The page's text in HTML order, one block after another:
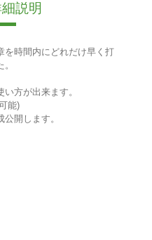
説明
を時間内にどれだけ早く打
方が出来ます。
能)
開します。